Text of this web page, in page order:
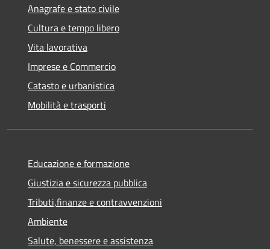
Anagrafe e stato civile
Cultura e tempo libero
Vita lavorativa
Imprese e Commercio
Catasto e urbanistica
Mobilità e trasporti
Educazione e formazione
Giustizia e sicurezza pubblica
Tributi,finanze e contravvenzioni
Ambiente
Salute, benessere e assistenza